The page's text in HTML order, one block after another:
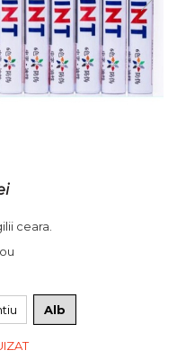
ceara.
Alb